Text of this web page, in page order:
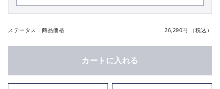
ステータス：商品価格 26,290円 （税込）
カートに入れる